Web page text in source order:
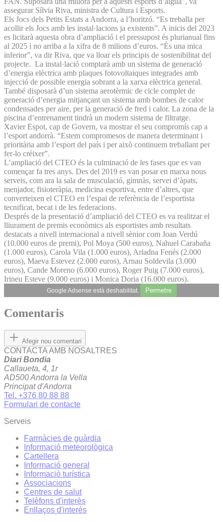
assegurar Sílvia Riva, ministra de Cultura i Esports.
Els Jocs dels Petits Estats a Andorra, a l’horitzó. “Es treballa per
acollir els Jocs amb les instal·lacions ja existents”. A inicis del 2023
es licitarà aquesta obra d’ampliació i el pressupost és plurianual fins
al 2025 i no arriba a la xifra de 8 milions d’euros. “És una mica
inferior”, va dir Riva, que va lloar els principis de sostenibilitat del
projecte. La instal·lació comptarà amb un sistema de generació
d’energia elèctrica amb plaques fotovoltaiques integrades amb
injecció de possible energia sobrant a la xarxa elèctrica general.
També disposarà d’un sistema aerotèrmic de cicle complet de
generació d’energia mitjançant un sistema amb bombes de calor
condensades per aire, per la generació de fred i calor. La zona de la
piscina d’entrenament tindrà un modern sistema de filtratge.
Xavier Espot, cap de Govern, va mostrar el seu compromís cap a
l’esport andorrà. “Estem compromesos de manera determinant i
prioritària amb l’esport del país i per això continuem treballant per
fer-lo créixer”.
L’ampliació del CTEO és la culminació de les fases que es van
començar fa tres anys. Des del 2019 es van posar en marxa nous
serveis, com ara la sala de musculació, gimnàs, servei d’àpats,
menjador, fisioteràpia, medicina esportiva, entre d’altres, que
converteixen el CTEO en l’espai de referència de l’esportista
tecnificat, becat i de les federacions.
Després de la presentació d’ampliació del CTEO es va realitzar el
lliurament de premis econòmics als esportistes amb resultats
destacats a nivell internacional a nivell sènior com Joan Verdú
(10.000 euros de premi), Pol Moya (500 euros), Nahuel Carabaña
(1.000 euros), Carola Vila (1.000 euros), Ariadna Fenés (2.000
euros), Maeva Estevez (2.000 euros), Arnau Soldevila (3.000
euros), Cande Moreno (6.000 euros), Roger Puig (7.000 euros),
Irineu Esteve (9.000 euros) i Monica Doria (16.000 euros).
Google Adsense està deshabilitat. Permetre
Comentaris
Afegir nou comentari
CONTACTA AMB NOSALTRES
Diari Bondia
Callaueta, 4, 1r
AD500 Andorra la Vella
Principat d'Andorra
Tel. +376 80 88 88
Formulari de contacte
Serveis
Farmàcies de guàrdia
Informació meteorològica
Cartellera
Informació general
Informació turística
Associacions
Centres de salut
Telèfons d'interès
Enllaços d'interés